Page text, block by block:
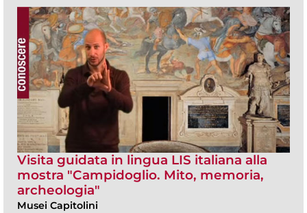
Visita guidata in lingua LIS italiana alla
mostra "Campidoglio. Mito, memoria,
archeologia"
Musei Capitolini